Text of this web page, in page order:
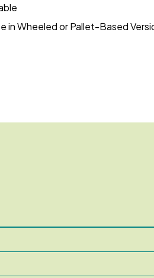
in Wheeled or Pallet-Based